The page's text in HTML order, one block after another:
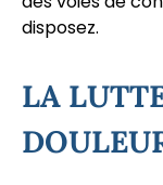
disposez.
LA